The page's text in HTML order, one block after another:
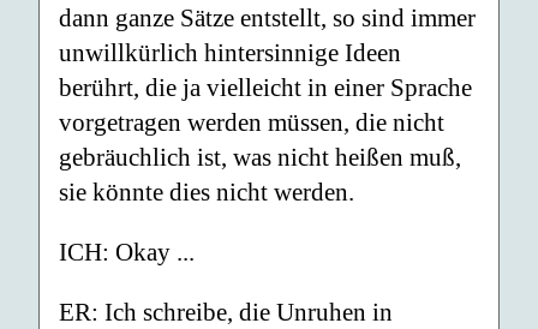
dann ganze Sätze entstellt, so sind immer
unwillkürlich hintersinnige Ideen
berührt, die ja vielleicht in einer Sprache
vorgetragen werden müssen, die nicht
gebräuchlich ist, was nicht heißen muß,
sie könnte dies nicht werden.
ICH: Okay ...
ER: Ich schreibe, die Unruhen in